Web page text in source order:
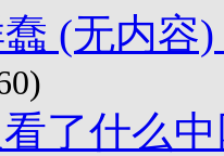
(无内容)
了什么